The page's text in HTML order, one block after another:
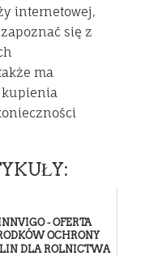
internetowej,
się z
ma
kupienia
- OFERTA
OCHRONY
DLA ROLNICTWA